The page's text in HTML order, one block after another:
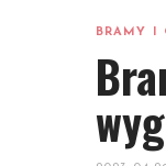
BRAMY I